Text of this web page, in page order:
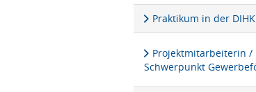
Praktikum in der
Projektmitarbeiterin
Schwerpunkt